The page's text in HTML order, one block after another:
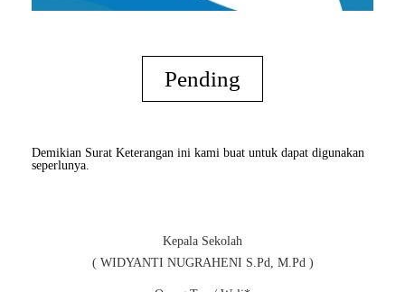
Pending
Demikian Surat Keterangan ini kami buat untuk dapat digunakan
seperlunya.
Kepala Sekolah
( WIDYANTI NUGRAHENI S.Pd, M.Pd )